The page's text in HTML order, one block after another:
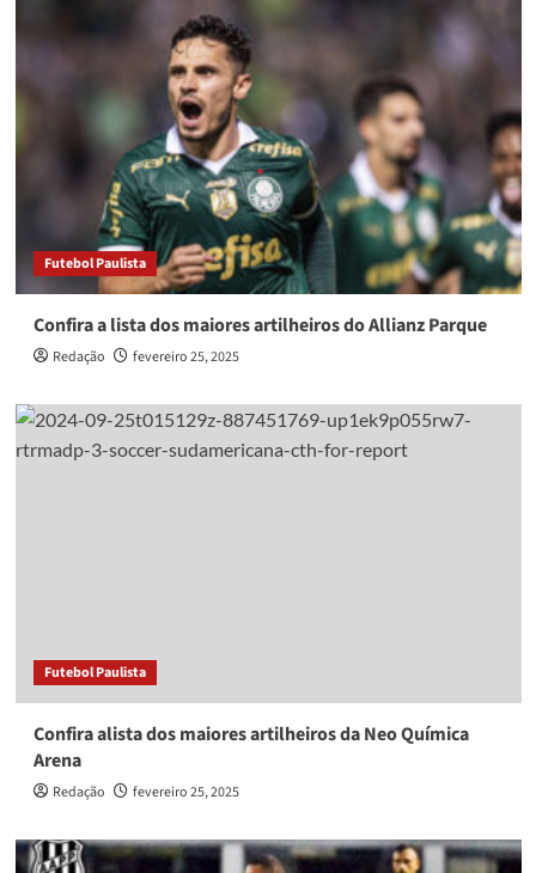
Futebol Paulista
Confira a lista dos maiores artilheiros do Allianz Parque
Redação fevereiro 25, 2025
Futebol Paulista
Confira alista dos maiores artilheiros da Neo Química
Arena
Redação fevereiro 25, 2025